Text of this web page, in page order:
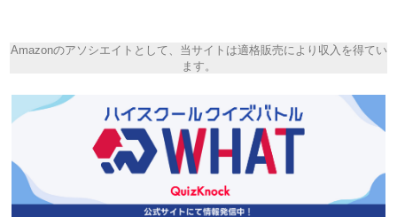
Amazonのアソシエイトとして、当サイトは適格販売により収入を得てい
ます。